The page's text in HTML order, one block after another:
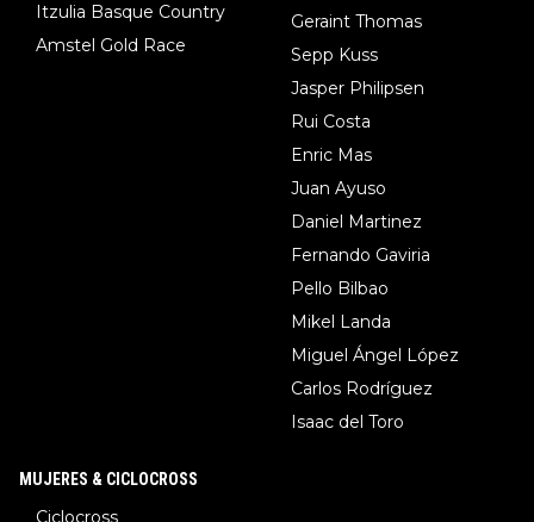
Itzulia Basque Country
Amstel Gold Race
Geraint Thomas
Sepp Kuss
Jasper Philipsen
Rui Costa
Enric Mas
Juan Ayuso
Daniel Martinez
Fernando Gaviria
Pello Bilbao
Mikel Landa
Miguel Ángel López
Carlos Rodríguez
Isaac del Toro
MUJERES & CICLOCROSS
Ciclocross